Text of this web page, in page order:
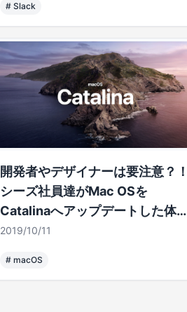
# Slack
開発者やデザイナーは要注意？！
シーズ社員達がMac OSを
Catalinaへアップデートした体験
談。
2019/10/11
# macOS